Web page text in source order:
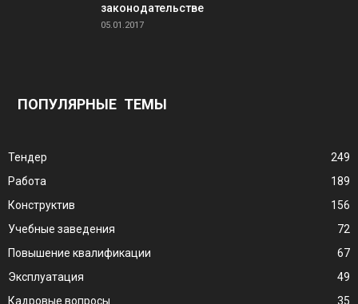
законодательстве
05.01.2017
ПОПУЛЯРНЫЕ ТЕМЫ
Тендер
249
Работа
189
Конструктив
156
Учебные заведения
72
Повышение квалификации
67
Эксплуатация
49
Кадровые вопросы
35